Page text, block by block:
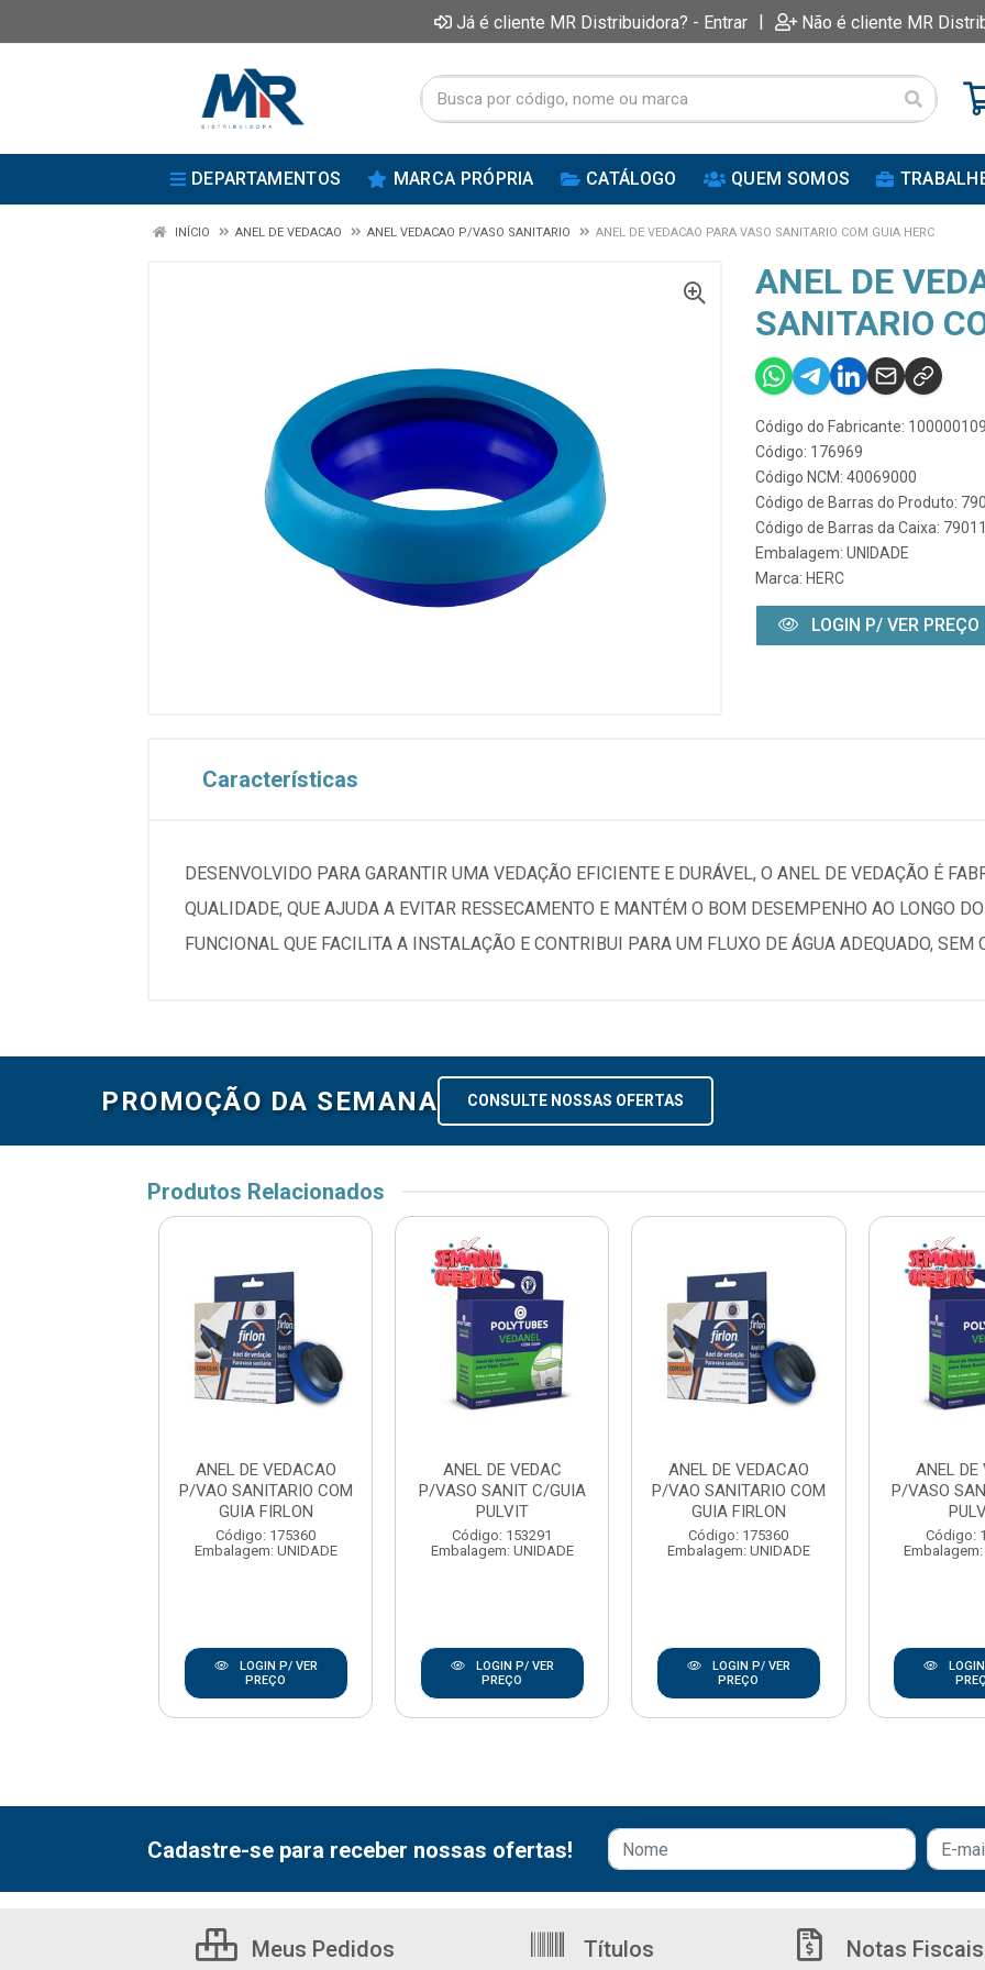
Já é cliente MR Distribuidora? - Entrar | Não é cliente MR
DEPARTAMENTOS MARCA PRÓPRIA CATÁLOGO QUEM SOMOS
INÍCIO ANEL DE VEDACAO ANEL VEDACAO P/VASO SANITARIO ANEL DE VEDACAO PARA VASO SANITARIO COM GUIA HERC
ANEL DE
SANITARIO
Código do Fabricante:
Código: 176969
Código NCM: 40069000
Código de Barras do Produto:
Código de Barras da Caixa:
Embalagem: UNIDADE
Marca: HERC
LOGIN P/ VER PREÇO
Características
DESENVOLVIDO PARA GARANTIR UMA VEDAÇÃO EFICIENTE E DURÁVEL, O ANEL DE VEDAÇÃO É
QUALIDADE, QUE AJUDA A EVITAR RESSECAMENTO E MANTÉM O BOM DESEMPENHO AO LONGO
FUNCIONAL QUE FACILITA A INSTALAÇÃO E CONTRIBUI PARA UM FLUXO DE ÁGUA ADEQUADO, SEM
PROMOÇÃO DA SEMANA CONSULTE NOSSAS OFERTAS
Produtos Relacionados
ANEL DE VEDACAO
P/VAO SANITARIO COM
GUIA FIRLON
Código: 175360
Embalagem: UNIDADE
LOGIN P/ VER
PREÇO
ANEL DE VEDAC
P/VASO SANIT C/GUIA
PULVIT
Código: 153291
Embalagem: UNIDADE
LOGIN P/ VER
PREÇO
ANEL DE VEDACAO
P/VAO SANITARIO COM
GUIA FIRLON
Código: 175360
Embalagem: UNIDADE
LOGIN P/ VER
PREÇO
ANEL DE
P/VASO
Código:
Embalagem:
Cadastre-se para receber nossas ofertas!
Meus Pedidos Títulos Notas Fiscais